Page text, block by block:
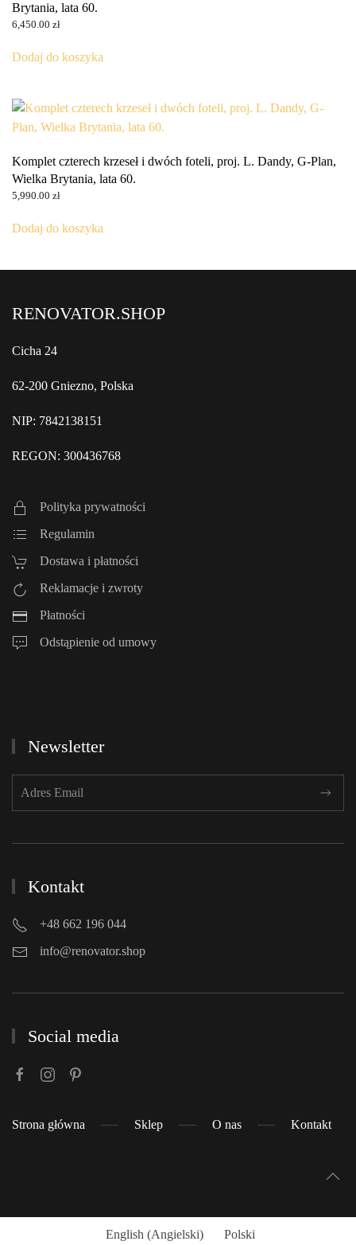
Brytania, lata 60.
6,450.00 zł
Dodaj do koszyka
Komplet czterech krzeseł i dwóch foteli, proj. L. Dandy, G-Plan,
Wielka Brytania, lata 60.
5,990.00 zł
Dodaj do koszyka
RENOVATOR.SHOP
Cicha 24
62-200 Gniezno, Polska
NIP: 7842138151
REGON: 300436768
Polityka prywatności
Regulamin
Dostawa i płatności
Reklamacje i zwroty
Płatności
Odstąpienie od umowy
Newsletter
Kontakt
+48 662 196 044
info@renovator.shop
Social media
Strona główna Sklep O nas Kontakt
English (Angielski) Polski